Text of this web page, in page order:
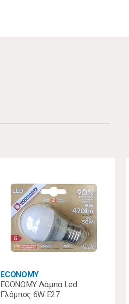
ECONOMY
ECONOMY Λάμπα Led
Γλόμπος 6W E27